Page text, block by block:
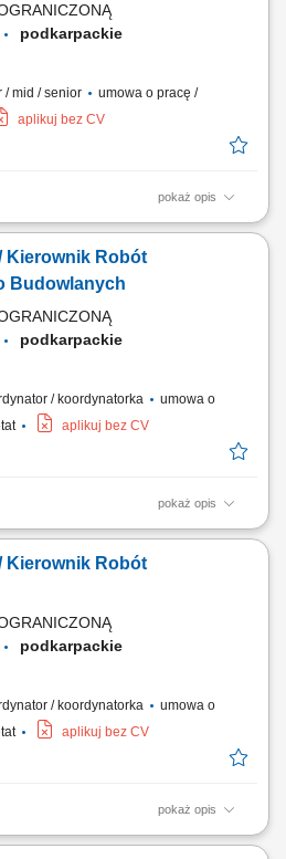
podkarpackie
/ mid / senior
umowa o pracę /
aplikuj bez CV
pokaż opis
zespołami pracowniczymi i
normami bezpieczeństwa;
sporządzanie zestawień cenowych i
Kierownik Robót
Budowlanych
podkarpackie
/ koordynatorka
umowa o
aplikuj bez CV
pokaż opis
konstrukcyjno-budowlanych w
pod BESS i linie SN;
i brygadami na placu budowy; Dbaniem
Kierownik Robót
podkarpackie
/ koordynatorka
umowa o
aplikuj bez CV
pokaż opis
i odbiór robót elektroenergetycznych